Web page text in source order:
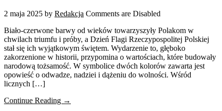
2 maja 2025 by Redakcja Comments are Disabled
Biało-czerwone barwy od wieków towarzyszyły Polakom w
chwilach triumfu i próby, a Dzień Flagi Rzeczypospolitej Polskiej
stał się ich wyjątkowym świętem. Wydarzenie to, głęboko
zakorzenione w historii, przypomina o wartościach, które budowały
narodową tożsamość. W symbolice dwóch kolorów zawarta jest
opowieść o odwadze, nadziei i dążeniu do wolności. Wśród
licznych […]
Continue Reading →